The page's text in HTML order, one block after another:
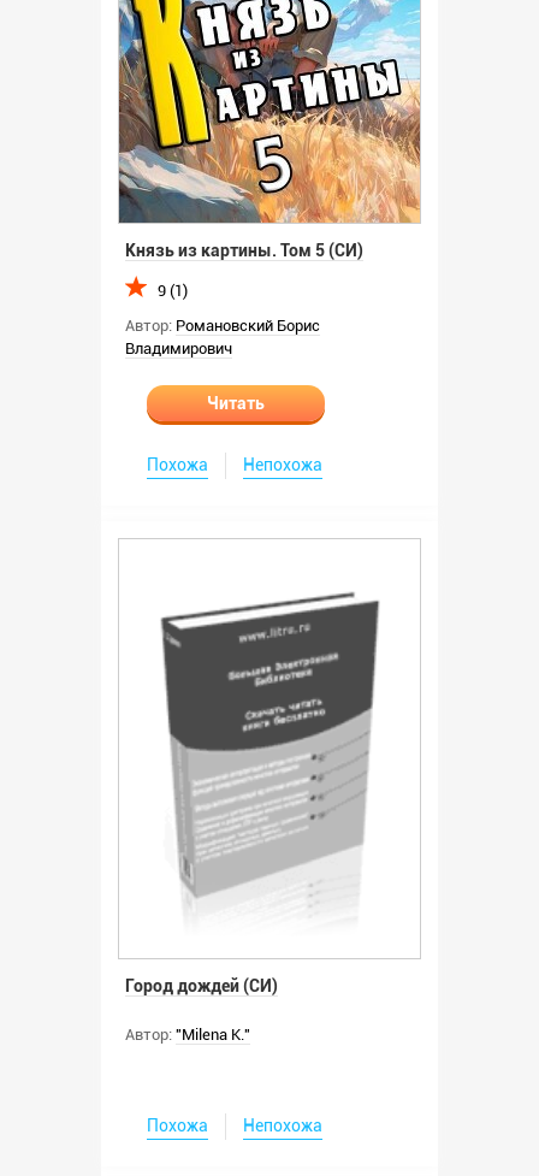
Князь из картины. Том 5 (СИ)
9 (1)
Автор: Романовский Борис
Владимирович
Читать
Похожа Непохожа
Город дождей (СИ)
Автор: "Milena K."
Похожа Непохожа